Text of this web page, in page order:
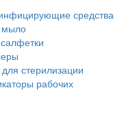
средства
мыло
стерилизации
рабочих